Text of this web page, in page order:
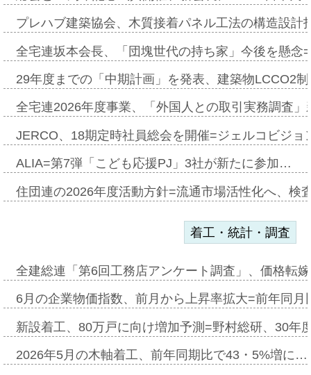
プレハブ建築協会、木質接着パネル工法の構造設
全宅連坂本会長、「団塊世代の持ち家」今後を懸
29年度までの「中期計画」を発表、建築物LCCO2
全宅連2026年度事業、「外国人との取引実務調査
JERCO、18期定時社員総会を開催=ジェルコビジ
ALIA=第7弾「こども応援PJ」3社が新たに参加…
住団連の2026年度活動方針=流通市場活性化へ、検
着工・統計・調査
全建総連「第6回工務店アンケート調査」、価格転
6月の企業物価指数、前月から上昇率拡大=前年同
新設着工、80万戸に向け増加予測=野村総研、30年
2026年5月の木軸着工、前年同期比で43・5%増に…